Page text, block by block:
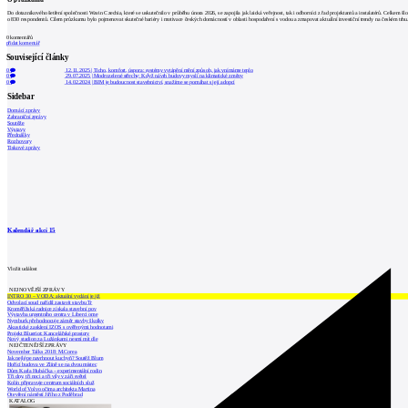
Do dotazníkového šetření společnosti Wavin Czechia, které se uskutečnilo v průběhu února 2026, se zapojila jak laická veřejnost, tak i odborníci z řad projektantů a instalatérů. Celkem šlo
o 830 respondentů. Cílem průzkumu bylo pojmenovat skutečné bariéry i motivace českých domácností v oblasti hospodaření s vodou a zmapovat aktuální investiční trendy na českém trhu.
0komentářů
přidat komentář
Související články
0 12.11.2025| Ticho, komfort, úspora: systémy vytápění mění způsob, jak vnímáme teplo
0 29.07.2025 |Modrozelené střechy: Když návrh budovy myslí na klimatické změny
0
14.02.2024 |BIM je budoucnost stavebnictví, snažíme se pomáhat s její adopcí
Sidebar
Domácí zprávy
Zahraniční zprávy
Soutěže
Výstavy
Přednášky
Rozhovory
Tiskové zprávy
Kalendář akcí 15
Vložit událost
NEJNOVĚJŠÍ ZPRÁVY
INTRO 30 – VODA: aktuální vydání je již
Odvolací soud nařídil zastavit stavbu Tr
Kroměřížská radnice získala stavební pov
Výstavba urgentního centra v Liberci ome
Nymburk přehodnocuje záměr stavby školky
Akustické zasklení IZOS s ověřenými hodnotami
Projekt Blueriot: Kancelářské prostory
Nový stadion za Lužánkami nesmí mít dle
NEJČTENĚJŠÍ ZPRÁVY
November Talks 2018: M.Corea
Jak nejlépe navrhnout kuchyň? Soutěž Blum
Hořící budova ve Zlíně se na dvou místec
Dům Karla Hubáčka – experimentální rodin
Tři dny, tři noci a tři vily v záři světel
Kolín připravuje centrum sociálních služ
World of Volvo očima architekta Martina
Otevření náměstí Jiřího z Poděbrad
KATALOG